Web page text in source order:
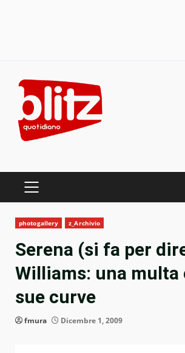
content
PRIMARY
photogallery z_Archivio
Serena (si fa per
Williams: una multa
sue curve
fmura Dicembre 1, 2009